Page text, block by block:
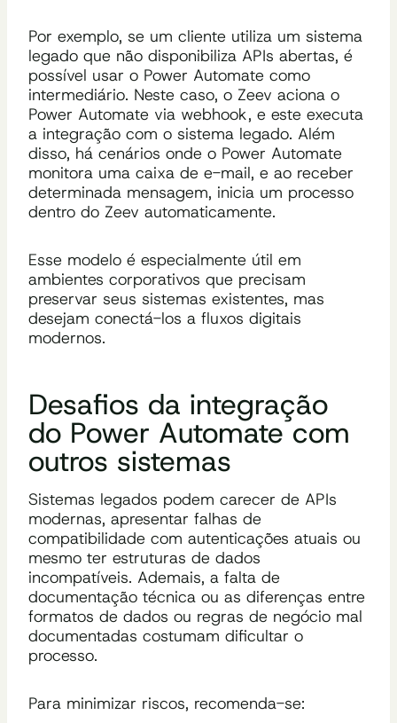
Por exemplo, se um cliente utiliza um sistema
legado que não disponibiliza APIs abertas, é
possível usar o Power Automate como
intermediário. Neste caso, o Zeev aciona o
Power Automate via webhook, e este executa
a integração com o sistema legado. Além
disso, há cenários onde o Power Automate
monitora uma caixa de e-mail, e ao receber
determinada mensagem, inicia um processo
dentro do Zeev automaticamente.
Esse modelo é especialmente útil em
ambientes corporativos que precisam
preservar seus sistemas existentes, mas
desejam conectá-los a fluxos digitais
modernos.
Desafios da integração
do Power Automate com
outros sistemas
Sistemas legados podem carecer de APIs
modernas, apresentar falhas de
compatibilidade com autenticações atuais ou
mesmo ter estruturas de dados
incompatíveis. Ademais, a falta de
documentação técnica ou as diferenças entre
formatos de dados ou regras de negócio mal
documentadas costumam dificultar o
processo.
Para minimizar riscos, recomenda-se: